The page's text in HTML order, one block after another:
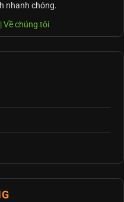
nhanh chóng.
|Về chúng tôi